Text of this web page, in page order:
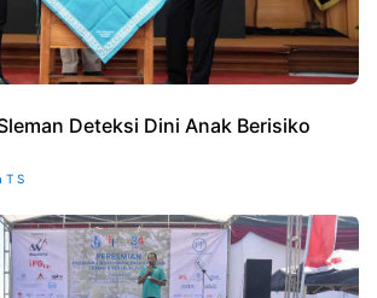
Deteksi Dini Anak Berisiko
T S